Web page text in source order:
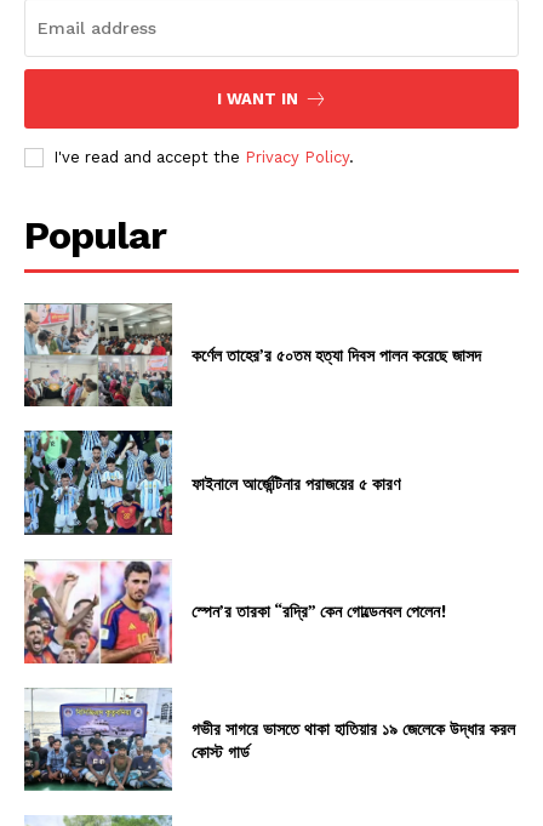
I WANT IN
I've read and accept the Privacy Policy.
Popular
কর্ণেল তাহের’র ৫০তম হত্যা দিবস পালন করেছে জাসদ
ফাইনালে আর্জেন্টিনার পরাজয়ের ৫ কারণ
স্পেন’র তারকা “রদ্রি” কেন গোল্ডেনবল পেলেন!
গভীর সাগরে ভাসতে থাকা হাতিয়ার ১৯ জেলেকে উদ্ধার করল
কোস্ট গার্ড